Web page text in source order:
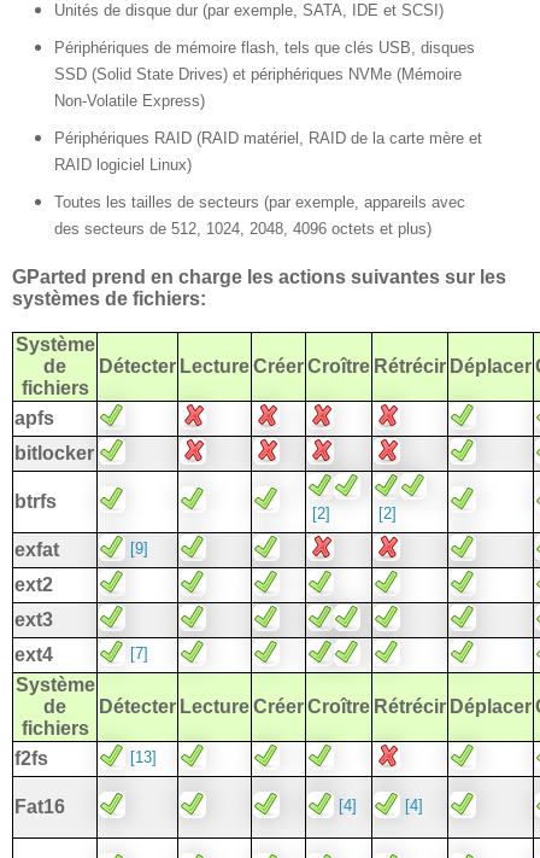
Unités de disque dur (par exemple, SATA, IDE et SCSI)
Périphériques de mémoire flash, tels que clés USB, disques
SSD (Solid State Drives) et périphériques NVMe (Mémoire
Non-Volatile Express)
Périphériques RAID (RAID matériel, RAID de la carte mère et
RAID logiciel Linux)
Toutes les tailles de secteurs (par exemple, appareils avec
des secteurs de 512, 1024, 2048, 4096 octets et plus)
GParted prend en charge les actions suivantes sur les
systèmes de fichiers:
Système
de
fichiers
Détecter LectureCréerCroître Rétrécir Déplacer
apfs
bitlocker
btrfs
[2] [2]
exfat [9]
ext2
ext3
ext4
[7]
Système
de
fichiers
Détecter LectureCréerCroître Rétrécir Déplacer
f2fs [13]
Fat16 [4] [4]